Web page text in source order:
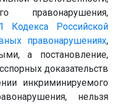
правонарушения,
Кодекса Российской
правонарушениях,
а постановление,
доказательств
инкриминируемого
нельзя